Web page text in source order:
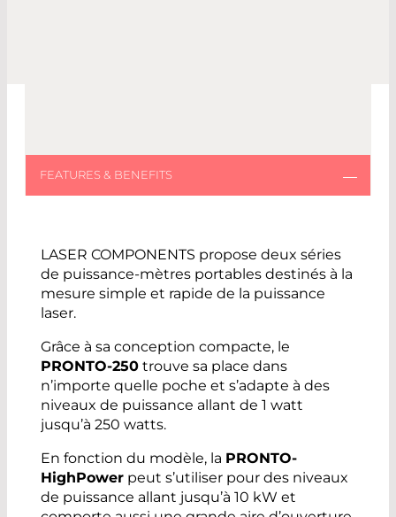
LASER COMPONENTS propose deux séries
de puissance-mètres portables destinés à la
mesure simple et rapide de la puissance
laser.
Grâce à sa conception compacte, le
PRONTO-250 trouve sa place dans
n’importe quelle poche et s’adapte à des
niveaux de puissance allant de 1 watt
jusqu’à 250 watts.
En fonction du modèle, la PRONTO-
HighPower peut s’utiliser pour des niveaux
de puissance allant jusqu’à 10 kW et